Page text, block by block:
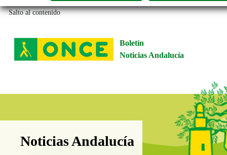
Salto al contenido
Boletín
Noticias Andalucía
Boletín Noticias Andalucía
Noticias Andalucía